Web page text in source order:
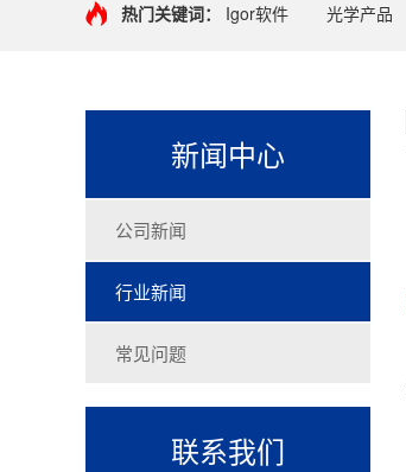
热门关键词：
Igor软件 光学产品
新闻中心
公司新闻
行业新闻
常见问题
联系我们